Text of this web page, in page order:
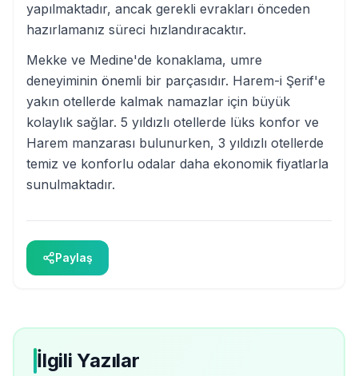
yapılmaktadır, ancak gerekli evrakları önceden
hazırlamanız süreci hızlandıracaktır.
Mekke ve Medine'de konaklama, umre
deneyiminin önemli bir parçasıdır. Harem-i Şerif'e
yakın otellerde kalmak namazlar için büyük
kolaylık sağlar. 5 yıldızlı otellerde lüks konfor ve
Harem manzarası bulunurken, 3 yıldızlı otellerde
temiz ve konforlu odalar daha ekonomik fiyatlarla
sunulmaktadır.
Paylaş
İlgili Yazılar